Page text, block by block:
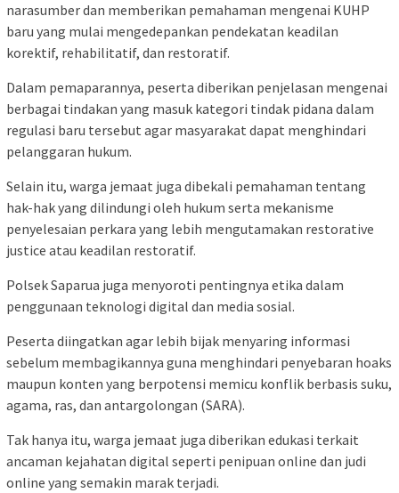
narasumber dan memberikan pemahaman mengenai KUHP
baru yang mulai mengedepankan pendekatan keadilan
korektif, rehabilitatif, dan restoratif.
Dalam pemaparannya, peserta diberikan penjelasan mengenai
berbagai tindakan yang masuk kategori tindak pidana dalam
regulasi baru tersebut agar masyarakat dapat menghindari
pelanggaran hukum.
Selain itu, warga jemaat juga dibekali pemahaman tentang
hak-hak yang dilindungi oleh hukum serta mekanisme
penyelesaian perkara yang lebih mengutamakan restorative
justice atau keadilan restoratif.
Polsek Saparua juga menyoroti pentingnya etika dalam
penggunaan teknologi digital dan media sosial.
Peserta diingatkan agar lebih bijak menyaring informasi
sebelum membagikannya guna menghindari penyebaran hoaks
maupun konten yang berpotensi memicu konflik berbasis suku,
agama, ras, dan antargolongan (SARA).
Tak hanya itu, warga jemaat juga diberikan edukasi terkait
ancaman kejahatan digital seperti penipuan online dan judi
online yang semakin marak terjadi.